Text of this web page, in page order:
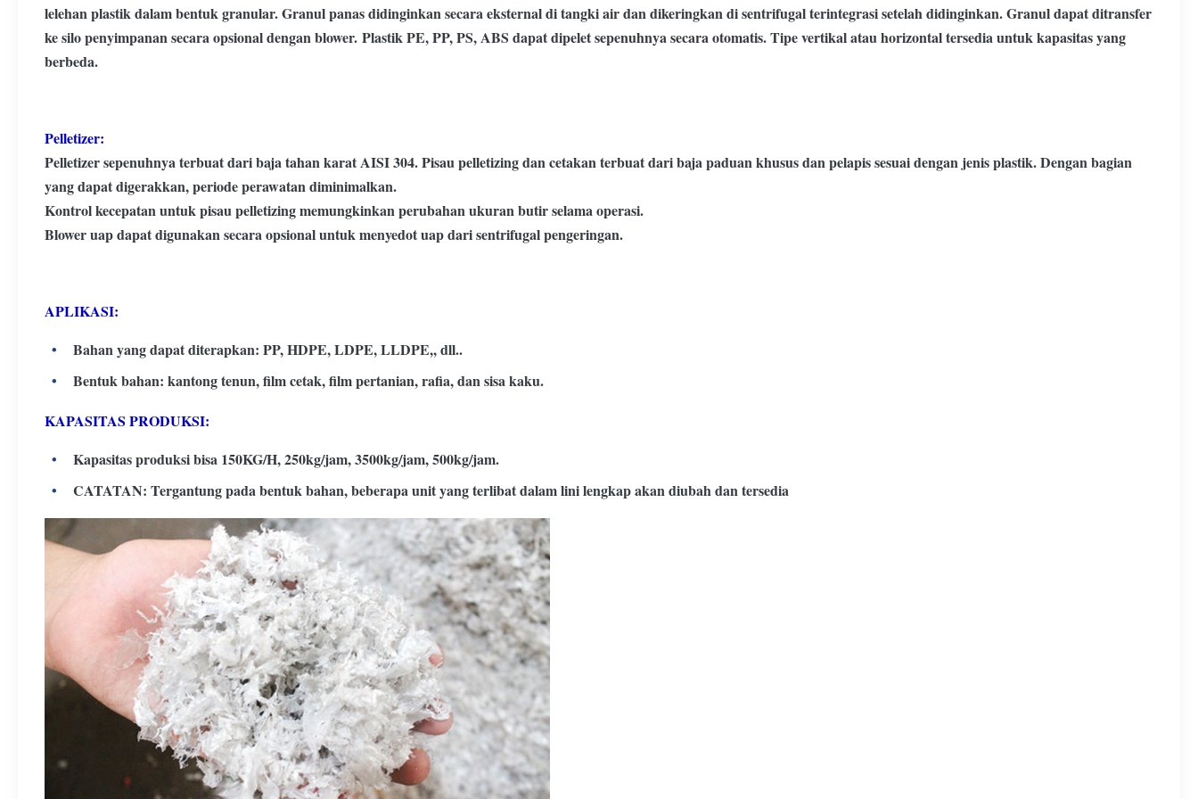
lelehan plastik dalam bentuk granular. Granul panas didinginkan secara eksternal di tangki air dan dikeringkan di sentrifugal terintegrasi setelah didinginkan. Granul dapat ditransfer
ke silo penyimpanan secara opsional dengan blower. Plastik PE, PP, PS, ABS dapat dipelet sepenuhnya secara otomatis. Tipe vertikal atau horizontal tersedia untuk kapasitas yang
berbeda.
Pelletizer:
Pelletizer sepenuhnya terbuat dari baja tahan karat AISI 304. Pisau pelletizing dan cetakan terbuat dari baja paduan khusus dan pelapis sesuai dengan jenis plastik. Dengan bagian
yang dapat digerakkan, periode perawatan diminimalkan.
Kontrol kecepatan untuk pisau pelletizing memungkinkan perubahan ukuran butir selama operasi.
Blower uap dapat digunakan secara opsional untuk menyedot uap dari sentrifugal pengeringan.
APLIKASI:
Bahan yang dapat diterapkan: PP, HDPE, LDPE, LLDPE,, dll..
Bentuk bahan: kantong tenun, film cetak, film pertanian, rafia, dan sisa kaku.
KAPASITAS PRODUKSI:
Kapasitas produksi bisa 150KG/H, 250kg/jam, 3500kg/jam, 500kg/jam.
CATATAN: Tergantung pada bentuk bahan, beberapa unit yang terlibat dalam lini lengkap akan diubah dan tersedia